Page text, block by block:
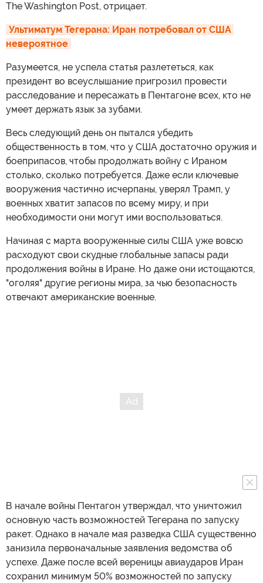
The Washington Post, отрицает.
Ультиматум Тегерана: Иран потребовал от США
невероятное
Разумеется, не успела статья разлететься, как
президент во всеуслышание пригрозил провести
расследование и пересажать в Пентагоне всех, кто не
умеет держать язык за зубами.
Весь следующий день он пытался убедить
общественность в том, что у США достаточно оружия и
боеприпасов, чтобы продолжать войну с Ираном
столько, сколько потребуется. Даже если ключевые
вооружения частично исчерпаны, уверял Трамп, у
военных хватит запасов по всему миру, и при
необходимости они могут ими воспользоваться.
Начиная с марта вооруженные силы США уже вовсю
расходуют свои скудные глобальные запасы ради
продолжения войны в Иране. Но даже они истощаются,
"оголяя" другие регионы мира, за чью безопасность
отвечают американские военные.
В начале войны Пентагон утверждал, что уничтожил
основную часть возможностей Тегерана по запуску
ракет. Однако в начале мая разведка США существенно
занизила первоначальные заявления ведомства об
успехе. Даже после всей вереницы авиаударов Иран
сохранил минимум 50% возможностей по запуску